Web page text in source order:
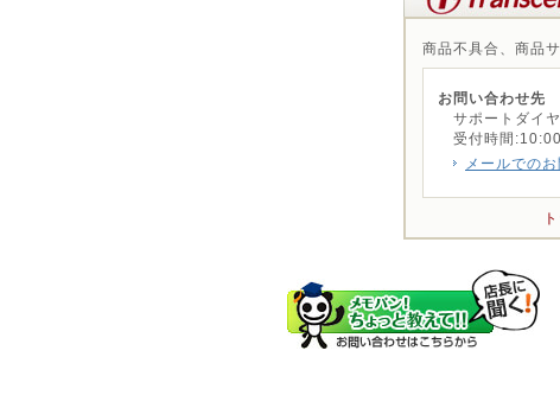
商品不具合、商品
お問い合わせ先
サポートダイ
受付時間
メールでの